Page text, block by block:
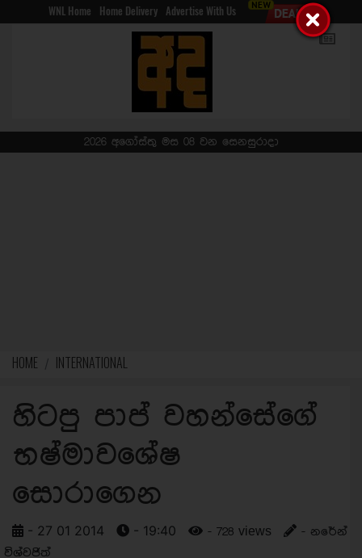
WNL Home Home Delivery Advertise With Us
2026 අගෝස්තු මස 08 වන සෙනසුරාදා
HOME INTERNATIONAL
හිටපු පාප් වහන්සේගේ
භෂ්මාවශේෂ
සොරාගෙන
- 27 01 2014 - 19:40 - 728 views
- නරේන්
විශ්වජිත්